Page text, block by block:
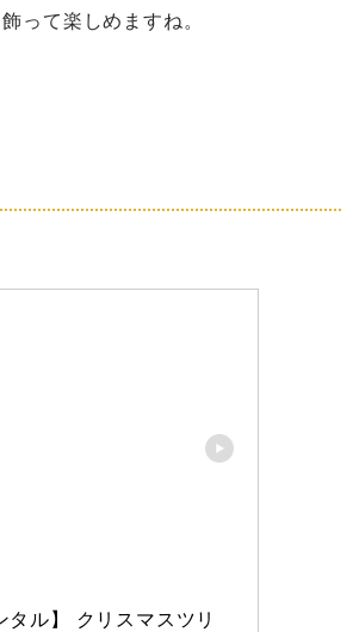
って楽しめますね。
タル】 クリスマスツリ